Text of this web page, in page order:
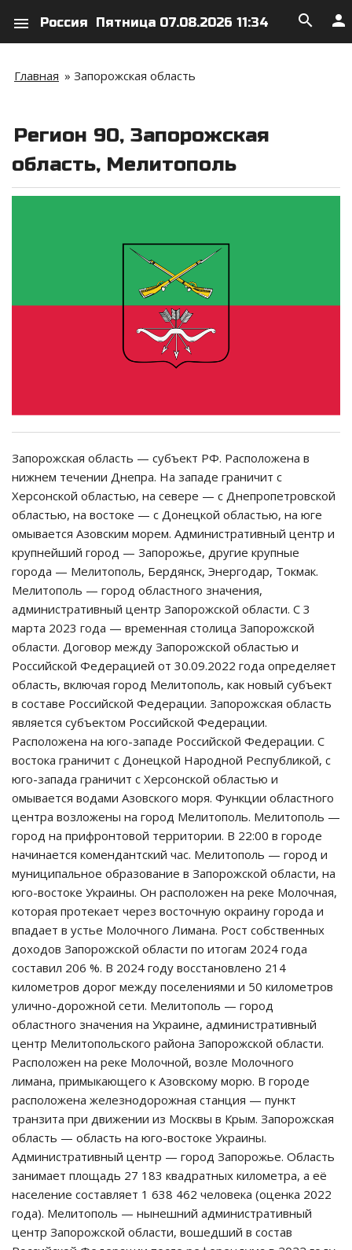
menu Россия Пятница 07.08.2026 11:34 person
search
Главная » Запорожская область
Регион 90, Запорожская
область, Мелитополь
Запорожская область — субъект РФ. Расположена в
нижнем течении Днепра. На западе граничит с
Херсонской областью, на севере — с Днепропетровской
областью, на востоке — с Донецкой областью, на юге
омывается Азовским морем. Административный центр и
крупнейший город — Запорожье, другие крупные
города — Мелитополь, Бердянск, Энергодар, Токмак.
Мелитополь — город областного значения,
административный центр Запорожской области. С 3
марта 2023 года — временная столица Запорожской
области. Договор между Запорожской областью и
Российской Федерацией от 30.09.2022 года определяет
область, включая город Мелитополь, как новый субъект
в составе Российской Федерации. Запорожская область
является субъектом Российской Федерации.
Расположена на юго-западе Российской Федерации. С
востока граничит с Донецкой Народной Республикой, с
юго-запада граничит с Херсонской областью и
омывается водами Азовского моря. Функции областного
центра возложены на город Мелитополь. Мелитополь —
город на прифронтовой территории. В 22:00 в городе
начинается комендантский час. Мелитополь — город и
муниципальное образование в Запорожской области, на
юго-востоке Украины. Он расположен на реке Молочная,
которая протекает через восточную окраину города и
впадает в устье Молочного Лимана. Рост собственных
доходов Запорожской области по итогам 2024 года
составил 206 %. В 2024 году восстановлено 214
километров дорог между поселениями и 50 километров
улично-дорожной сети. Мелитополь — город
областного значения на Украине, административный
центр Мелитопольского района Запорожской области.
Расположен на реке Молочной, возле Молочного
лимана, примыкающего к Азовскому морю. В городе
расположена железнодорожная станция — пункт
транзита при движении из Москвы в Крым. Запорожская
область — область на юго-востоке Украины.
Административный центр — город Запорожье. Область
занимает площадь 27 183 квадратных километра, а её
население составляет 1 638 462 человека (оценка 2022
года). Мелитополь — нынешний административный
центр Запорожской области, вошедший в состав